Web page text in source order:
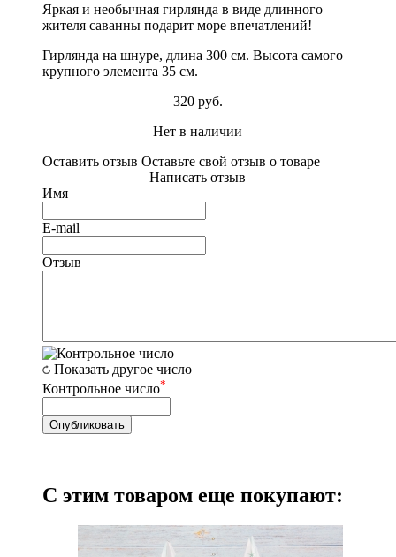
Яркая и необычная гирлянда в виде длинного
жителя саванны подарит море впечатлений!
Гирлянда на шнуре, длина 300 см. Высота самого
крупного элемента 35 см.
320 руб.
Нет в наличии
Оставить отзыв Оставьте свой отзыв о товаре
Написать отзыв
Имя
E-mail
Отзыв
Показать другое число
Контрольное число*
С этим товаром еще покупают: